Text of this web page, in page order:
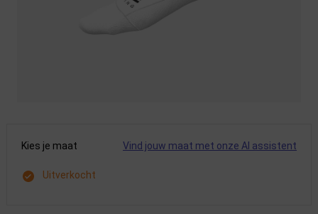
Kies je maat Vind jouw maat met onze AI assistent
Uitverkocht